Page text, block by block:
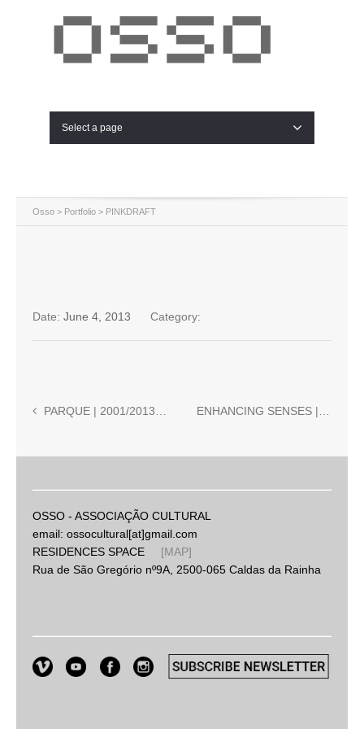
Select a page
Osso > Portfolio > PINKDRAFT
Date: June 4, 2013 Category:
PARQUE | 2001/2013 | Ricardo Jacinto (Dir.) ENHANCING SENSES | 2014
OSSO - ASSOCIAÇÃO CULTURAL
email: ossocultural[at]gmail.com
RESIDENCES SPACE [MAP]
Rua de São Gregório nº9A, 2500-065 Caldas da Rainha